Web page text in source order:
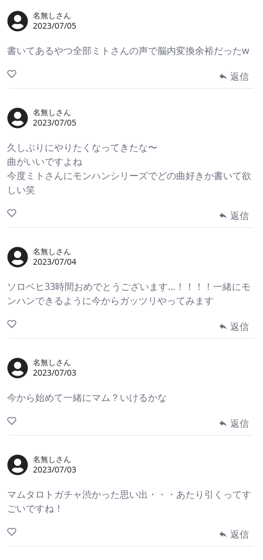
名無しさん
2023/07/05
書いてあるやつ全部ミトさんの声で脳内変換余裕だったw
返信
名無しさん
2023/07/05
久しぶりにやりたくなってきたな〜
曲がいいですよね
今度ミトさんにモンハンシリーズでどの曲好きか書いて欲
しい笑
返信
名無しさん
2023/07/04
ソロベヒ33時間おめでとうございます…！！！！一緒にモ
ンハンできるように今からガッツリやってみます
返信
名無しさん
2023/07/03
今から始めて一緒にマム？いけるかな
返信
名無しさん
2023/07/03
マムタロトガチャ渋かった思い出・・・あたり引くってす
ごいですね！
返信